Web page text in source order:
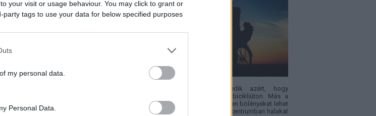
your visit or usage behaviour. You may click to grant or
tags to use your data for below specified purposes
my personal data.
Personal Data.
Nem minden gyerek lelkesedik azért, hogy
kilométereken át tekerjen egy bicikliúton. Más a
helyzet viszont akkor, ha útközben bölényeket lehet
látni, arborétumban sétálni, ökocentrumban halakat